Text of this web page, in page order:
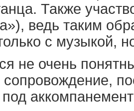
Также
ведь таким
с музыкой,
не очень